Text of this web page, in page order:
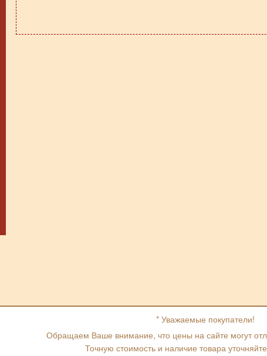
* Уважаемые покупатели!
Обращаем Ваше внимание, что цены на сайте могут
Точную стоимость и наличие товара